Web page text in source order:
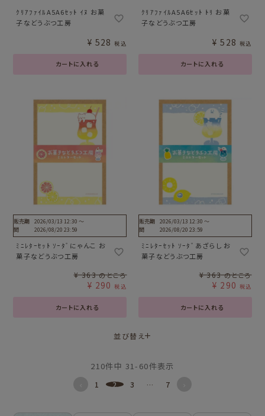
ｸﾘｱﾌｧｲﾙA5A6ｾｯﾄ ｲﾇ お菓
子などうぶつ工房
カートに入れる
¥ 528 税込
ｸﾘｱﾌｧｲﾙA5A6ｾｯﾄ ﾄﾘ お菓
子などうぶつ工房
カートに入れる
¥ 528 税込
販売期
間
2026/03/13 12:30〜
2026/08/20 23:59
ﾐﾆﾚﾀｰｾｯﾄ ｿｰﾀﾞにゃんこ お
菓子などうぶつ工房
カートに入れる
¥ 363 のところ
¥ 290 税込
販売期
間
2026/03/13 12:30 〜
2026/08/20 23:59
ﾐﾆﾚﾀｰｾｯﾄ ｿｰﾀﾞあざらし お
菓子などうぶつ工房
カートに入れる
¥ 363 のところ
¥ 290 税込
並び替え
210件中 31- 60件表示
1 2 3 … 7